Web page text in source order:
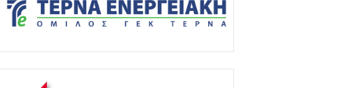
Ξενοδόχων Αττικής: Το α’ εξάμηνο
2026 η Αθήνα διατήρησε τη δυναμική